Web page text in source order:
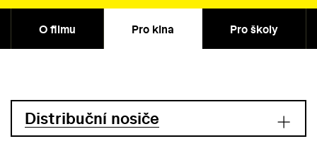
O filmu Pro kina Pro školy
Distribuční nosiče